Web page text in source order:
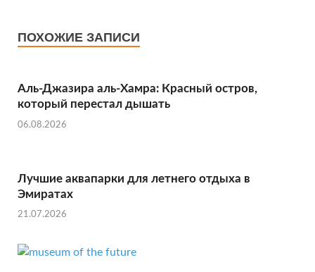
o
A
р
и
ть
ПОХОЖИЕ ЗАПИСИ
Аль‑Джазира аль‑Хамра: Красный остров,
который перестал дышать
06.08.2026
Лучшие аквапарки для летнего отдыха в
Эмиратах
21.07.2026